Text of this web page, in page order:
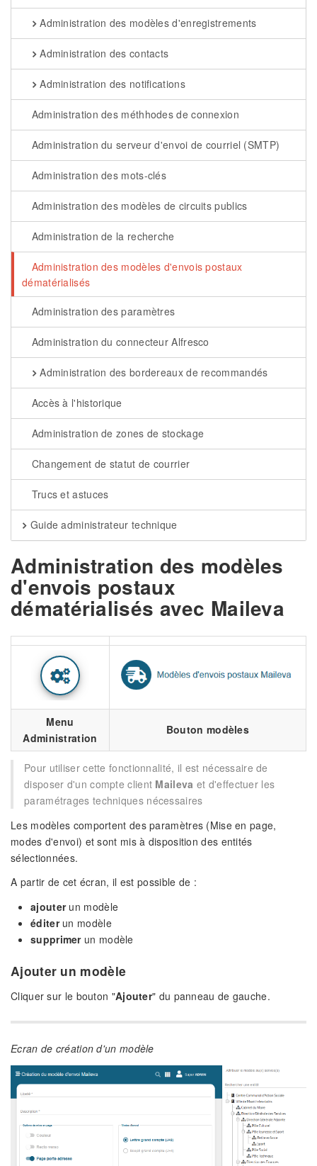
Administration des modèles d'enregistrements
Administration des contacts
Administration des notifications
Administration des méthhodes de connexion
Administration du serveur d'envoi de courriel (SMTP)
Administration des mots-clés
Administration des modèles de circuits publics
Administration de la recherche
Administration des modèles d'envois postaux
dématérialisés
Administration des paramètres
Administration du connecteur Alfresco
Administration des bordereaux de recommandés
Accès à l'historique
Administration de zones de stockage
Changement de statut de courrier
Trucs et astuces
Guide administrateur technique
Administration des modèles
d'envois postaux
dématérialisés avec Maileva
Menu
Administration
Bouton modèles
Pour utiliser cette fonctionnalité, il est nécessaire de
disposer d'un compte client Maileva et d'effectuer les
paramétrages techniques nécessaires
Les modèles comportent des paramètres (Mise en page,
modes d'envoi) et sont mis à disposition des entités
sélectionnées.
A partir de cet écran, il est possible de :
ajouterun modèle
éditerun modèle
supprimerun modèle
Ajouter un modèle
Cliquer sur le bouton "Ajouter" du panneau de gauche.
Ecran de création d'un modèle